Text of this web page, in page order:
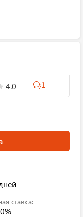
4.0 1
ставка: